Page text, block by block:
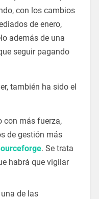
con los cambios
de enero,
además de una
seguir pagando
también ha sido el
con más fuerza,
de gestión más
. Se trata
habrá que vigilar
de las